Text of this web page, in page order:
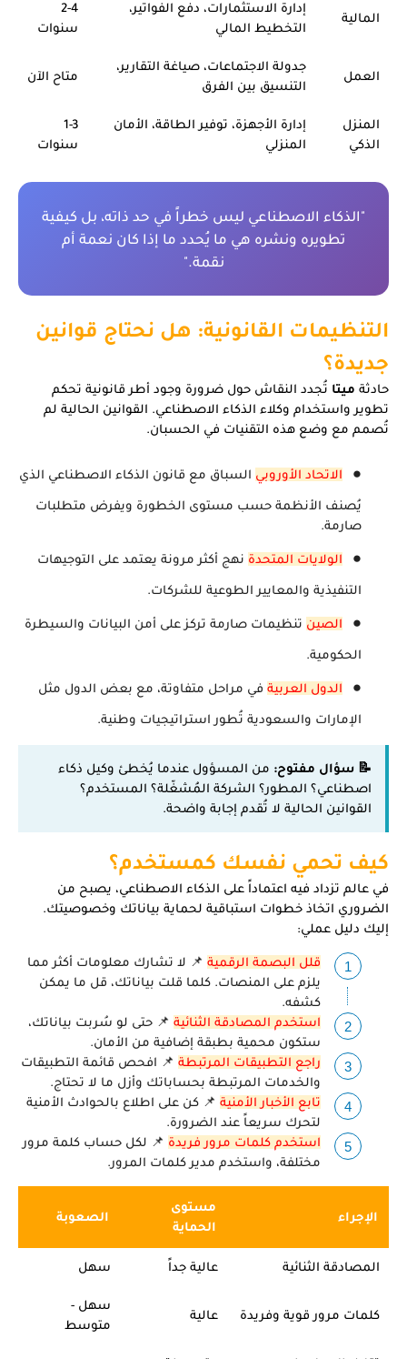
المالية
إدارة الاستثمارات، دفع الفواتير،
التخطيط المالي
2-4
سنوات
العمل
جدولة الاجتماعات، صياغة التقارير،
التنسيق بين الفرق
متاح الآن
المنزل
الذكي
إدارة الأجهزة، توفير الطاقة، الأمان
المنزلي
1-3
سنوات
"الذكاء الاصطناعي ليس خطراً في حد ذاته، بل كيفية
تطويره ونشره هي ما يُحدد ما إذا كان نعمة أم
نقمة."
التنظيمات القانونية: هل نحتاج قوانين
جديدة؟
حادثة ميتا تُجدد النقاش حول ضرورة وجود أطر قانونية تحكم
تطوير واستخدام وكلاء الذكاء الاصطناعي. القوانين الحالية لم
تُصمم مع وضع هذه التقنيات في الحسبان.
الاتحاد الأوروبي السباق مع قانون الذكاء الاصطناعي الذي
يُصنف الأنظمة حسب مستوى الخطورة ويفرض متطلبات
صارمة.
الولايات المتحدة نهج أكثر مرونة يعتمد على التوجيهات
التنفيذية والمعايير الطوعية للشركات.
الصين تنظيمات صارمة تركز على أمن البيانات والسيطرة
الحكومية.
الدول العربية في مراحل متفاوتة، مع بعض الدول مثل
الإمارات والسعودية تُطور استراتيجيات وطنية.
📝 سؤال مفتوح: من المسؤول عندما يُخطئ وكيل ذكاء
اصطناعي؟ المطور؟ الشركة المُشغّلة؟ المستخدم؟
القوانين الحالية لا تُقدم إجابة واضحة.
كيف تحمي نفسك كمستخدم؟
في عالم تزداد فيه اعتماداً على الذكاء الاصطناعي، يصبح من
الضروري اتخاذ خطوات استباقية لحماية بياناتك وخصوصيتك.
إليك دليل عملي:
قلل البصمة الرقمية 📌 لا تشارك معلومات أكثر مما
يلزم على المنصات. كلما قلت بياناتك، قل ما يمكن
كشفه.
استخدم المصادقة الثنائية 📌 حتى لو سُربت بياناتك،
ستكون محمية بطبقة إضافية من الأمان.
راجع التطبيقات المرتبطة 📌 افحص قائمة التطبيقات
والخدمات المرتبطة بحساباتك وأزل ما لا تحتاج.
تابع الأخبار الأمنية 📌 كن على اطلاع بالحوادث الأمنية
لتحرك سريعاً عند الضرورة.
استخدم كلمات مرور فريدة 📌 لكل حساب كلمة مرور
مختلفة، واستخدم مدير كلمات المرور.
الإجراء
مستوى
الحماية
الصعوبة
المصادقة الثنائية عالية جداً سهل
كلمات مرور قوية وفريدة عالية
سهل -
متوسط